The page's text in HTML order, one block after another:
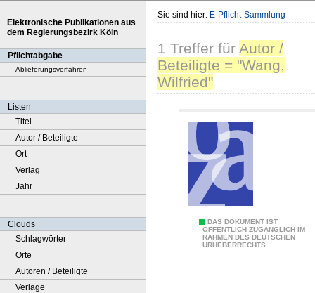
Elektronische Publikationen aus
dem Regierungsbezirk Köln
Pflichtabgabe
Ablieferungsverfahren
Listen
Titel
Autor / Beteiligte
Ort
Verlag
Jahr
Clouds
Schlagwörter
Orte
Autoren / Beteiligte
Verlage
Sie sind hier: E-Pflicht-Sammlung
1 Treffer für Autor /
Beteiligte = "Wang,
Wilfried"
DAS DOKUMENT IST
ÖFFENTLICH ZUGÄNGLICH IM
RAHMEN DES DEUTSCHEN
URHEBERRECHTS.